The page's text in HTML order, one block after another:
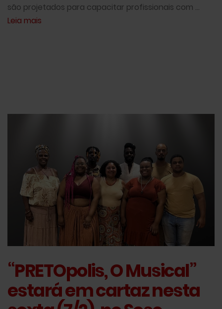
são projetados para capacitar profissionais com ...
Leia mais
“PRETOpolis, O Musical”
estará em cartaz nesta